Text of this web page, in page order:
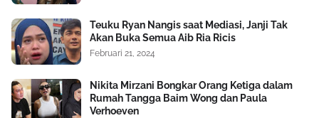
Teuku Ryan Nangis saat Mediasi, Janji Tak
Akan Buka Semua Aib Ria Ricis
Februari 21, 2024
Nikita Mirzani Bongkar Orang Ketiga dalam
Rumah Tangga Baim Wong dan Paula
Verhoeven